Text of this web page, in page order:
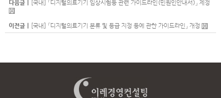
다음글 | [국내] 「디지털의료기기 임상시험등 관련 가이드라인(민원인안내서)」 제정
이전글 | [국내] 「디지털의료기기 분류 및 등급 지정 등에 관한 가이드라인」 개정